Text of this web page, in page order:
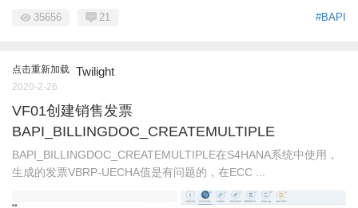
#BAPI
35656 21
点击重新加载 Twilight
2020-2-26
VF01创建销售发票
BAPI_BILLINGDOC_CREATEMULTIPLE
BAPI_BILLINGDOC_CREATEMULTIPLE在S4HANA系统中使用，
生成的发票VBRP-UECHA值是有问题的，在ECC ...